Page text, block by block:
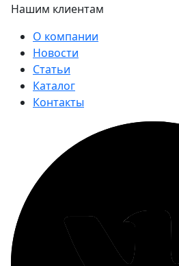
Нашим клиентам
О компании
Новости
Статьи
Каталог
Контакты